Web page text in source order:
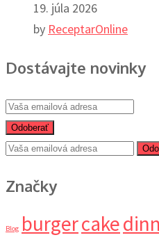
19. júla 2026
by ReceptarOnline
Dostávajte novinky
Odoberať
Značky
Blog burgercake